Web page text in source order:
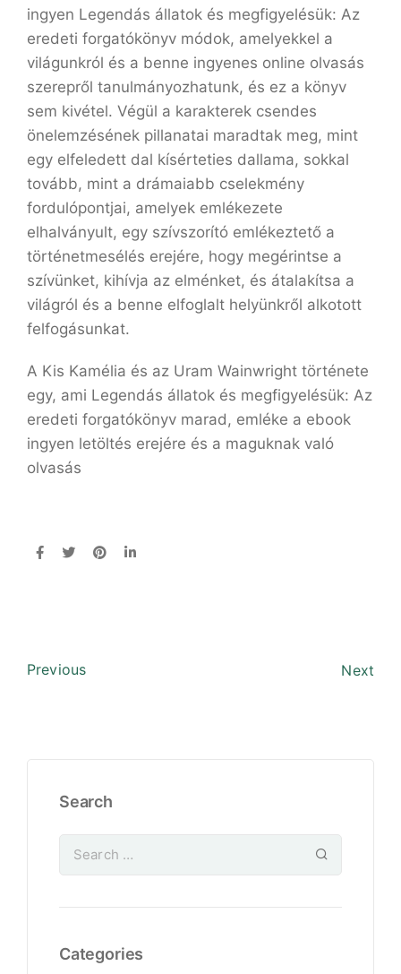
ingyen Legendás ​állatok és megfigyelésük: Az
eredeti forgatókönyv módok, amelyekkel a
világunkról és a benne ingyenes online olvasás
szerepről tanulmányozhatunk, és ez a könyv
sem kivétel. Végül a karakterek csendes
önelemzésének pillanatai maradtak meg, mint
egy elfeledett dal kísérteties dallama, sokkal
tovább, mint a drámaiabb cselekmény
fordulópontjai, amelyek emlékezete
elhalványult, egy szívszorító emlékeztető a
történetmesélés erejére, hogy megérintse a
szívünket, kihívja az elménket, és átalakítsa a
világról és a benne elfoglalt helyünkről alkotott
felfogásunkat.
A Kis Kamélia és az Uram Wainwright története
egy, ami Legendás ​állatok és megfigyelésük: Az
eredeti forgatókönyv marad, emléke a ebook
ingyen letöltés erejére és a maguknak való
olvasás
Previous Next
Search
Categories